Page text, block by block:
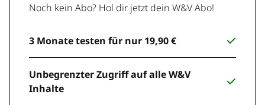
Noch kein Abo? Hol dir jetzt dein W&V Abo!
3 Monate testen für nur 19,90 €
Unbegrenzter Zugriff auf alle W&V
Inhalte